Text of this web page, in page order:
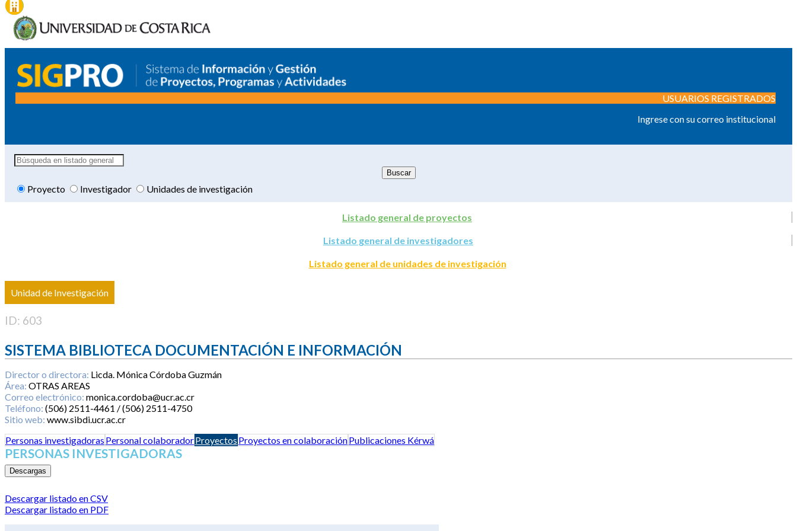
USUARIOS REGISTRADOS
Ingrese con su correo institucional
Proyecto Investigador Unidades de investigación
Listado general de proyectos
Listado general de investigadores
Listado general de unidades de investigación
Unidad de Investigación
ID: 603
SISTEMA BIBLIOTECA DOCUMENTACIÓN E INFORMACIÓN
Director o directora: Licda. Mónica Córdoba Guzmán
Área: OTRAS AREAS
Correo electrónico: monica.cordoba@ucr.ac.cr
Teléfono: (506) 2511-4461 / (506) 2511-4750
Sitio web: www.sibdi.ucr.ac.cr
Personas investigadoras Personal colaboradorProyectos Proyectos en colaboraciónPublicaciones Kérwá
PERSONAS INVESTIGADORAS
Descargas
Descargar listado en CSV
Descargar listado en PDF